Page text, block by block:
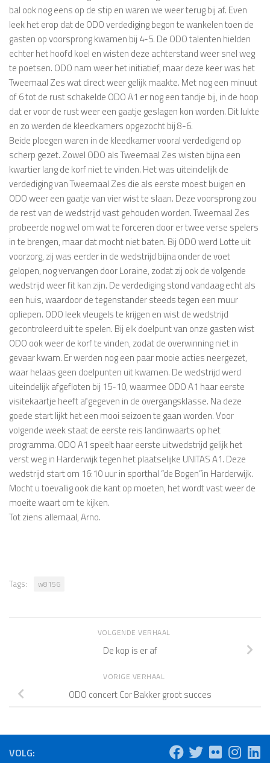
bal ook nog eens op de stip en waren we weer terug bij af. Even
leek het erop dat de ODO verdediging begon te wankelen toen de
gasten op voorsprong kwamen bij 4-5. De ODO talenten hielden
echter het hoofd koel en wisten deze achterstand weer snel weg
te poetsen. ODO nam weer het initiatief, maar deze keer was het
Tweemaal Zes wat direct weer gelijk maakte. Met nog een minuut
of 6 tot de rust schakelde ODO A1 er nog een tandje bij, in de hoop
dat er voor de rust weer een gaatje geslagen kon worden. Dit lukte
en zo werden de kleedkamers opgezocht bij 8-6.
Beide ploegen waren in de kleedkamer vooral verdedigend op
scherp gezet. Zowel ODO als Tweemaal Zes wisten bijna een
kwartier lang de korf niet te vinden. Het was uiteindelijk de
verdediging van Tweemaal Zes die als eerste moest buigen en
ODO weer een gaatje van vier wist te slaan. Deze voorsprong zou
de rest van de wedstrijd vast gehouden worden. Tweemaal Zes
probeerde nog wel om wat te forceren door er twee verse spelers
in te brengen, maar dat mocht niet baten. Bij ODO werd Lotte uit
voorzorg, zij was eerder in de wedstrijd bijna onder de voet
gelopen, nog vervangen door Loraine, zodat zij ook de volgende
wedstrijd weer fit kan zijn. De verdediging stond vandaag echt als
een huis, waardoor de tegenstander steeds tegen een muur
opliepen. ODO leek vleugels te krijgen en wist de wedstrijd
gecontroleerd uit te spelen. Bij elk doelpunt van onze gasten wist
ODO ook weer de korf te vinden, zodat de overwinning niet in
gevaar kwam. Er werden nog een paar mooie acties neergezet,
waar helaas geen doelpunten uit kwamen. De wedstrijd werd
uiteindelijk afgefloten bij 15-10, waarmee ODO A1 haar eerste
visitekaartje heeft afgegeven in de overgangsklasse. Na deze
goede start lijkt het een mooi seizoen te gaan worden. Voor
volgende week staat de eerste reis landinwaarts op het
programma. ODO A1 speelt haar eerste uitwedstrijd gelijk het
verst weg in Harderwijk tegen het plaatselijke UNITAS A1. Deze
wedstrijd start om 16:10 uur in sporthal “de Bogen”in Harderwijk.
Mocht u toevallig ook die kant op moeten, het wordt vast weer de
moeite waart om te kijken.
Tot ziens allemaal, Arno.
Tags: w8156
VOLGENDE VERHAAL
De kop is er af
VORIGE VERHAAL
ODO concert Cor Bakker groot succes
VOLG: